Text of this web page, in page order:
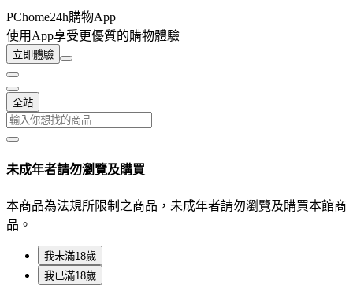
PChome24h購物App
使用App享受更優質的購物體驗
立即體驗
全站
未成年者請勿瀏覽及購買
本商品為法規所限制之商品，未成年者請勿瀏覽及購買本館商
品。
我未滿18歲
我已滿18歲